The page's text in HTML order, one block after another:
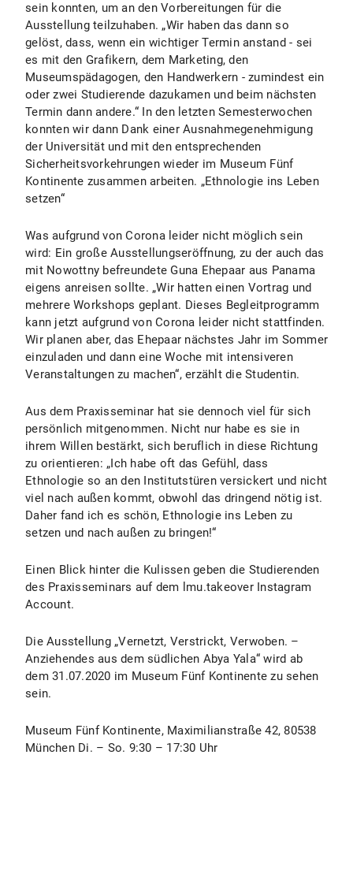
sein konnten, um an den Vorbereitungen für die
Ausstellung teilzuhaben. „Wir haben das dann so
gelöst, dass, wenn ein wichtiger Termin anstand - sei
es mit den Grafikern, dem Marketing, den
Museumspädagogen, den Handwerkern - zumindest ein
oder zwei Studierende dazukamen und beim nächsten
Termin dann andere.“ In den letzten Semesterwochen
konnten wir dann Dank einer Ausnahmegenehmigung
der Universität und mit den entsprechenden
Sicherheitsvorkehrungen wieder im Museum Fünf
Kontinente zusammen arbeiten. „Ethnologie ins Leben
setzen“
Was aufgrund von Corona leider nicht möglich sein
wird: Ein große Ausstellungseröffnung, zu der auch das
mit Nowottny befreundete Guna Ehepaar aus Panama
eigens anreisen sollte. „Wir hatten einen Vortrag und
mehrere Workshops geplant. Dieses Begleitprogramm
kann jetzt aufgrund von Corona leider nicht stattfinden.
Wir planen aber, das Ehepaar nächstes Jahr im Sommer
einzuladen und dann eine Woche mit intensiveren
Veranstaltungen zu machen“, erzählt die Studentin.
Aus dem Praxisseminar hat sie dennoch viel für sich
persönlich mitgenommen. Nicht nur habe es sie in
ihrem Willen bestärkt, sich beruflich in diese Richtung
zu orientieren: „Ich habe oft das Gefühl, dass
Ethnologie so an den Institutstüren versickert und nicht
viel nach außen kommt, obwohl das dringend nötig ist.
Daher fand ich es schön, Ethnologie ins Leben zu
setzen und nach außen zu bringen!“
Einen Blick hinter die Kulissen geben die Studierenden
des Praxisseminars auf dem lmu.takeover Instagram
Account.
Die Ausstellung „Vernetzt, Verstrickt, Verwoben. –
Anziehendes aus dem südlichen Abya Yala“ wird ab
dem 31.07.2020 im Museum Fünf Kontinente zu sehen
sein.
Museum Fünf Kontinente, Maximilianstraße 42, 80538
München Di. – So. 9:30 – 17:30 Uhr